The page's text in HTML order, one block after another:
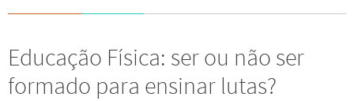
Educação Física: ser ou não ser
formado para ensinar lutas?